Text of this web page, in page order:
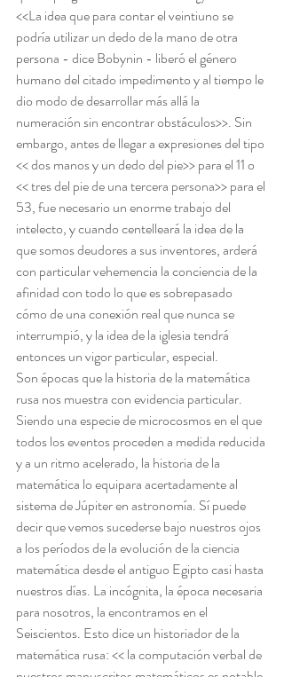
<<La idea que para contar el veintiuno se
podría utilizar un dedo de la mano de otra
persona - dice Bobynin - liberó el género
humano del citado impedimento y al tiempo le
dio modo de desarrollar más allá la
numeración sin encontrar obstáculos>>. Sin
embargo, antes de llegar a expresiones del tipo
<< dos manos y un dedo del pie>> para el 11 o
<< tres del pie de una tercera persona>> para el
53, fue necesario un enorme trabajo del
intelecto, y cuando centelleará la idea de la
que somos deudores a sus inventores, arderá
con particular vehemencia la conciencia de la
afinidad con todo lo que es sobrepasado
cómo de una conexión real que nunca se
interrumpió, y la idea de la iglesia tendrá
entonces un vigor particular, especial.
Son épocas que la historia de la matemática
rusa nos muestra con evidencia particular.
Siendo una especie de microcosmos en el que
todos los eventos proceden a medida reducida
y a un ritmo acelerado, la historia de la
matemática lo equipara acertadamente al
sistema de Júpiter en astronomía. Sí puede
decir que vemos sucederse bajo nuestros ojos
a los períodos de la evolución de la ciencia
matemática desde el antiguo Egipto casi hasta
nuestros días. La incógnita, la época necesaria
para nosotros, la encontramos en el
Seiscientos. Esto dice un historiador de la
matemática rusa: << la computación verbal de